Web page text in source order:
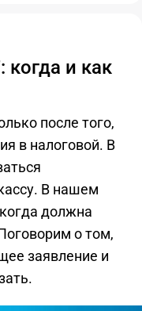
когда и как
после того,
в налоговой. В
В нашем
должна
о том,
заявление и